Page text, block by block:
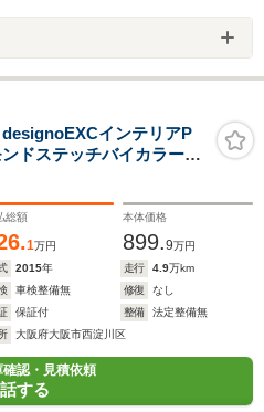
インテリアP
ステッチバイカラーイ
シブレザーシート
harman/kardonロジック
総額
1万円
本体価格
899.9万円
2015年 走行 4.9万km
車検整備無 修復
なし
保証付 整備
法定整備無
大阪府大阪市西淀川区
認・見積依頼
する